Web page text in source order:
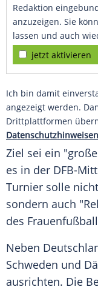
Redaktion
anzuzeigen. Sie
lassen und auch
jetzt aktivieren
Ich bin damit
angezeigt werden.
Drittplattformen
Ziel sei ein
es in der DFB-
Turnier solle
sondern auch
des
Neben
Schweden und
ausrichten. Die